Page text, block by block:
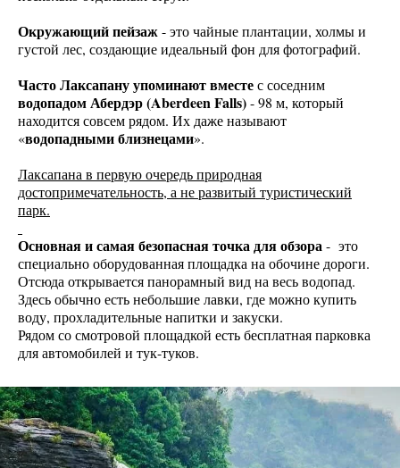
Окружающий пейзаж- это чайные плантации, холмы и
густой лес, создающие идеальный фон для фотографий.
Часто Лаксапану упоминают вместес соседним
водопадом Абердэр (Aberdeen Falls)- 98 м, который
находится совсем рядом. Их даже называют
«водопадными близнецами».
Лаксапана в первую очередь природная
достопримечательность, а не развитый туристический
парк.
Основная и самая безопасная точка для обзора- это
специально оборудованная площадка на обочине дороги.
Отсюда открывается панорамный вид на весь водопад.
Здесь обычно есть небольшие лавки, где можно купить
воду, прохладительные напитки и закуски.
Рядом со смотровой площадкой есть бесплатная парковка
для автомобилей и тук-туков.